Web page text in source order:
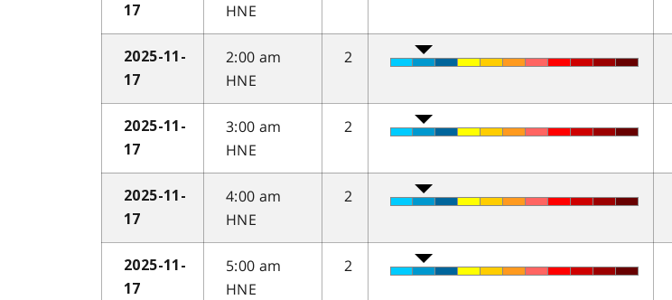
17
HNE
2025-11-
17
2:00 am
HNE
2
2025-11-
17
3:00 am
HNE
2
2025-11-
17
4:00 am
HNE
2
2025-11-
17
5:00 am
HNE
2